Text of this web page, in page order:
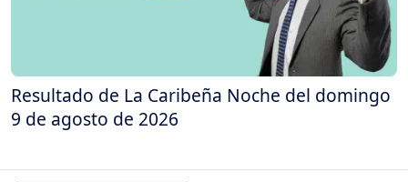
Resultado de La Caribeña Noche del domingo
9 de agosto de 2026